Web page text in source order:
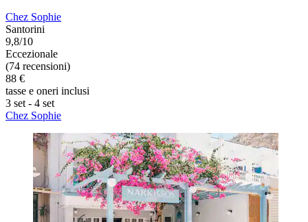
Chez Sophie
Santorini
9,8/10
Eccezionale
(74 recensioni)
88 €
tasse e oneri inclusi
3 set - 4 set
Chez Sophie